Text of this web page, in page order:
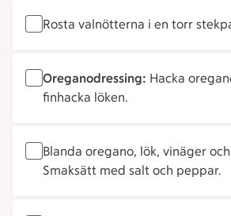
Rosta valnötterna i en torr
Oreganodressing: Hacka
finhacka löken.
Blanda oregano, lök, vinäger
Smaksätt med salt och peppar.